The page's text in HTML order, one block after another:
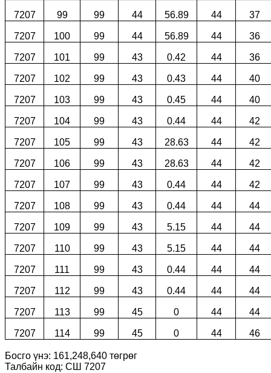
7207 99 99 44 56.89 44 37
7207 100 99 44 56.89 44 36
7207 101 99 43 0.42 44 36
7207 102 99 43 0.43 44 40
7207 103 99 43 0.45 44 40
7207 104 99 43 0.44 44 42
7207 105 99 43 28.63 44 42
7207 106 99 43 28.63 44 42
7207 107 99 43 0.44 44 42
7207 108 99 43 0.44 44 44
7207 109 99 43 5.15 44 44
7207 110 99 43 5.15 44 44
7207 111 99 43 0.44 44 44
7207 112 99 43 0.44 44 44
7207 113 99 45 0 44 44
7207 114 99 45 0 44 46
Босго үнэ: 161,248,640 төгрөг
Талбайн код: СШ 7207